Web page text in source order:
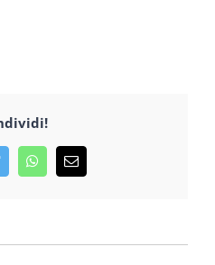
WhatsApp
Email